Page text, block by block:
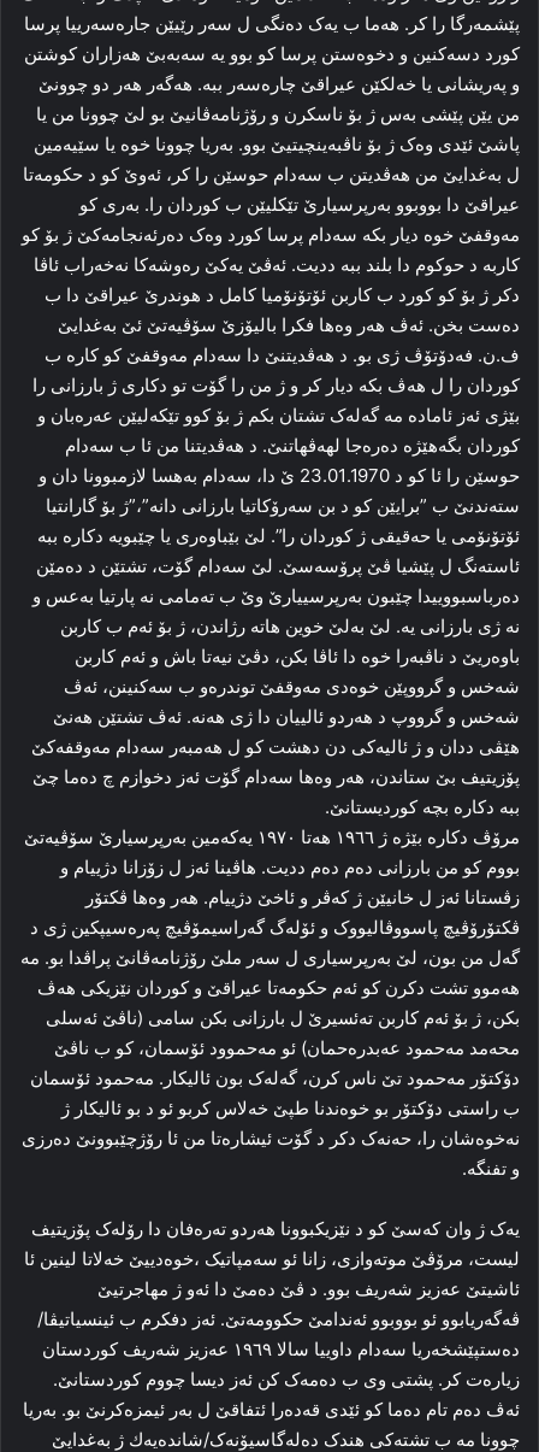
پێشمه‌رگا را‌ کر. هه‌ما ب یه‌ک ده‌نگی ل سه‌ر رێیێن جاره‌سه‌رییا پرسا
کورد دسه‌کنین و دخوه‌ستن پرسا کو بوو یه‌ سه‌به‌بێ هه‌زاران کوشتن
و په‌ریشانی یا خه‌لکێن عیراقێ چاره‌سه‌ر ببه‌. هه‌گه‌ر هه‌ر دو چوونێ
من یێن پێشی به‌س ژ بۆ ناسکرن و رۆژنامه‌ڤانیێ بو لێ چوونا من یا
پاشێ ئێدی وه‌ک ژ بۆ ناڤبه‌ینچیتیێ بوو. به‌ریا چوونا خوه‌ یا سێیەمین
ل بەغدایێ من هه‌ڤدیتن ب سه‌دام حوسێن را کر، ئه‌وێ کو د حكومەتا
عیراقێ دا‌ بووبوو به‌رپرسیارێ تێکلیێن ب كوردان را‌. به‌ری کو
مه‌وقفێ خوه‌ دیار بکه‌ سه‌دام پرسا کورد وه‌ک ده‌رئه‌نجامەکێ ژ بۆ كو
کاربه‌ د حوکوم دا بلند ببه‌ ددیت. ئه‌ڤێ یەكێ ره‌وشه‌کا نه‌خه‌راب ئاڤا
دکر ژ بۆ کو کورد ب کاربن ئۆتۆنۆمیا کامل د هوندرێ عیراقێ دا ب
ده‌ست بخن. ئه‌ڤ هه‌ر وه‌ها فکرا بالیۆزێ سۆڤیه‌تێ ئێ به‌غدایێ
ف.ن. فه‌دۆتۆڤ ژی بو. د هه‌ڤدیتنێ دا سەدام مه‌وقفێ کو کاره‌ ب
کوردان را ل هه‌ڤ بکه‌ دیار کر و ژ من را‌ گۆت تو دکاری ژ بارزانی را‌
بێژی ئه‌ز ئاماده‌ مه‌ گه‌له‌ک تشتان بکم ژ بۆ کوو تێكەلیێن عه‌ره‌بان و
کوردان بگەهێژه‌ ده‌ره‌جا لهه‌ڤهاتنێ. د هه‌ڤدیتنا من ئا ب سه‌دام
حوسێن را ئا کو د 23.01.1970 ێ دا، سه‌دام به‌هسا لازمبوونا دان و
سته‌ندنێ ب ”برایێن کو د بن سه‌رۆکاتیا بارزانی دانه‌”،”ژ بۆ گارانتیا
ئۆتۆنۆمی یا حه‌قیقی ژ کوردان را‌”. لێ بێباوه‌ری یا چێبویه‌ دکاره‌ ببه‌
ئاسته‌نگ ل پێشیا ڤێ پرۆسه‌سێ. لێ سه‌دام گۆت، تشتێن د ده‌مێن
ده‌رباسبووییدا چێبون به‌رپرسییارێ وێ ب ته‌مامی نه‌ پارتیا بەعس و
نه‌ ژی بارزانی یه‌. لێ به‌لێ خوین هاته‌ رژاندن، ژ بۆ ئه‌م ب کاربن
باوه‌ریێ د ناڤبەرا خوه‌ دا ئاڤا بکن، دڤێ نیەتا باش و ئه‌م کاربن
شه‌خس و گرووپێن خوه‌دی مه‌وقفێ توندرەو ب سه‌کنینن، ئه‌ڤ
شه‌خس و گرووپ د هه‌ردو ئالییان دا‌ ژی هه‌نه‌. ئه‌ڤ تشتێن ھەنێ
هێڤی ددان و ژ ئالیەکی دن دهشت کو ل هه‌مبه‌ر سه‌دام مه‌وقفه‌کێ
پۆزیتیف بێ ستاندن، هه‌ر وه‌ها سه‌دام گۆت ئه‌ز دخوازم چ ده‌ما چێ
ببە دكارە‌ بچه‌ کوردیستانێ.
مرۆڤ دکاره‌ بێژه‌ ژ ۱۹٦٦ هه‌تا ۱۹۷۰ یه‌که‌مین به‌رپرسیارێ سۆڤیه‌تێ
بووم کو من بارزانی ده‌م ده‌م ددیت. هاڤینا ئه‌ز ل زۆزانا دژییام و
زڤستانا ئه‌ز ل خانیێن ژ که‌ڤر و ئاخێ دژییام. هه‌ر وه‌ها ڤکتۆر
ڤکتۆرۆڤیچ پاسووڤالیووک و ئۆله‌گ گه‌راسیمۆڤیچ په‌ره‌سیپکین ژی د
گه‌ل من بون، لێ به‌رپرسیاری ل سه‌ر ملێ رۆژنامه‌ڤانێ پراڤدا بو. مه‌
هه‌موو تشت دکرن کو ئه‌م حكومەتا عیراقێ و کوردان نێزیكی هه‌ڤ
بکن، ژ بۆ ئه‌م کاربن ته‌ئسیرێ ل بارزانی بکن سامی (ناڤێ ئه‌سلی
محه‌مد مه‌حمود عه‌بدره‌حمان) ئو مه‌حموود ئۆسمان، کو ب ناڤێ
دۆکتۆر مه‌حمود تێ ناس کرن، گه‌له‌ک بون ئالیکار. مه‌حمود ئۆسمان
ب راستی دۆکتۆر بو خوه‌ندنا طپێ خه‌لاس کربو ئو د بو ئالیکار ژ
نه‌خوه‌شان را‌، حه‌نه‌ک دکر د گۆت ئیشاره‌تا من ئا رۆژچێبوونێ ده‌رزی
و تفنگه‌.
یه‌ک ژ وان که‌سێ کو د نێزیکبوونا هه‌ردو ته‌ره‌فان دا رۆله‌ک پۆزیتیف
لیست، مرۆڤێ موته‌وازی، زانا ئو سه‌مپاتیک ،خوه‌دییێ‌ خه‌لاتا لینین ئا
ئاشیتێ عه‌زیز شه‌ریف بوو. د ڤێ ده‌مێ دا ئه‌و ژ مهاجرتیێ
ڤه‌گه‌ریابوو ئو بووبوو ئه‌ندامێ حکوومه‌تێ. ئه‌ز دفکرم ب ئینسیاتیڤا/
دەستپێشخەریا سه‌دام داوییا سالا ۱۹٦۹ عه‌زیز شه‌ریف کوردستان
زیاره‌ت کر. پشتی وی ب ده‌مه‌ک كن ئه‌ز دیسا چووم کوردستانێ.
ئه‌ڤ ده‌م تام ده‌ما کو ئێدی قه‌ده‌را ئتفاقێ ل به‌ر ئیمزه‌کرنێ بو. به‌ریا
چوونا مه‌ ب تشته‌کی هندک ده‌لەگاسیۆنه‌ک/شاندەیەك ژ بەغدایێ